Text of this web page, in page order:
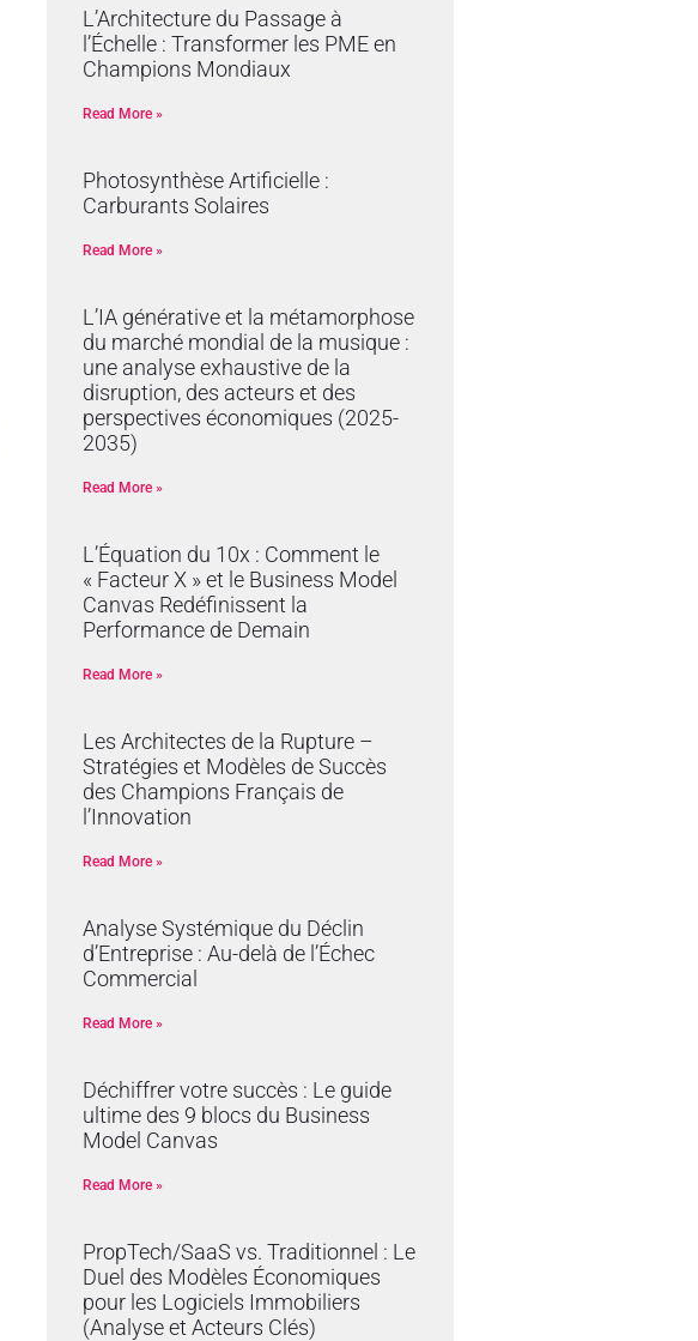
L’Architecture du Passage à
l’Échelle : Transformer les PME en
Champions Mondiaux
Read More »
Photosynthèse Artificielle :
Carburants Solaires
Read More »
L’IA générative et la métamorphose
du marché mondial de la musique :
une analyse exhaustive de la
disruption, des acteurs et des
perspectives économiques (2025-
2035)
Read More »
L’Équation du 10x : Comment le
« Facteur X » et le Business Model
Canvas Redéfinissent la
Performance de Demain
Read More »
Les Architectes de la Rupture –
Stratégies et Modèles de Succès
des Champions Français de
l’Innovation
Read More »
Analyse Systémique du Déclin
d’Entreprise : Au-delà de l’Échec
Commercial
Read More »
Déchiffrer votre succès : Le guide
ultime des 9 blocs du Business
Model Canvas
Read More »
PropTech/SaaS vs. Traditionnel : Le
Duel des Modèles Économiques
pour les Logiciels Immobiliers
(Analyse et Acteurs Clés)